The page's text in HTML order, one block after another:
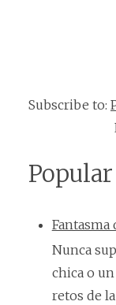
Subscribe to:
Fantasma
Nunca
chica o
retos de